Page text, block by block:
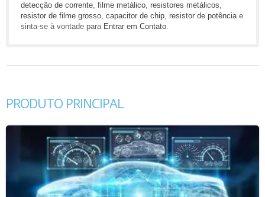
detecção de corrente, filme metálico, resistores metálicos,
resistor de filme grosso, capacitor de chip, resistor de potênciae
sinta-se à vontade para Entrar em Contato.
PRODUTO PRINCIPAL